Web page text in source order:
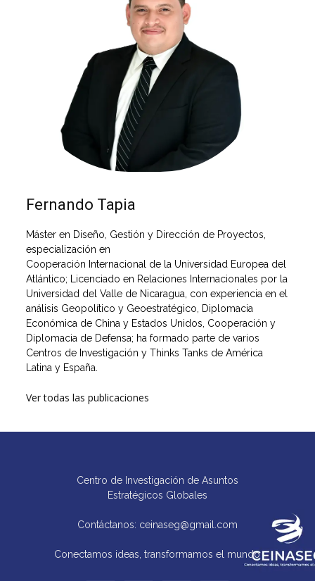
Fernando Tapia
Máster en Diseño, Gestión y Dirección de Proyectos,
especialización en
Cooperación Internacional de la Universidad Europea del
Atlántico; Licenciado en Relaciones Internacionales por la
Universidad del Valle de Nicaragua, con experiencia en el
análisis Geopolítico y Geoestratégico, Diplomacia
Económica de China y Estados Unidos, Cooperación y
Diplomacia de Defensa; ha formado parte de varios
Centros de Investigación y Thinks Tanks de América
Latina y España.
Ver todas las publicaciones
Centro de Investigación de Asuntos
Estratégicos Globales
Contáctanos: ceinaseg@gmail.com
Conectamos ideas, transformamos el mundo